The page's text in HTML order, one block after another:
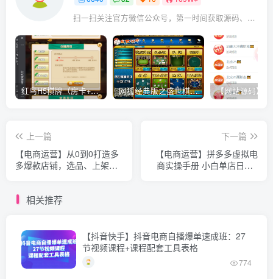
扫一扫关注官方微信公众号，第一时间获取源码、网赚项目资源教程，自媒体等知识干货，让互联网创业赚钱更简单。
红鸟H5棋牌（房卡+金币）全套双模式游戏源码 网狐经典版之盛世棋牌完整游戏源码（包含文档、架设教程、网站、源代码等）
上一篇
【电商运营】从0到0打造多
多爆款店铺，选品、上架、
下一篇
【电商运营】拼多多虚拟电
商实操手册 小白单店日入3
相关推荐
【抖音快手】抖音电商自播爆单速成班：27
节视频课程+课程配套工具表格
774